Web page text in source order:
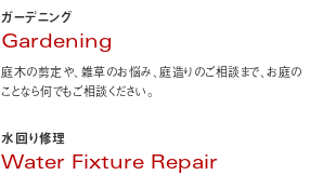
ガーデニング
Gardening
庭木の剪定や、雑草のお悩み、庭造りのご相談まで、お庭の
ことなら何でもご相談ください。
水回り修理
Water Fixture Repair